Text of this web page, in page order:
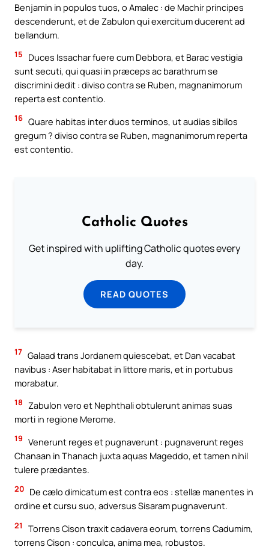
Benjamin in populos tuos, o Amalec : de Machir principes
descenderunt, et de Zabulon qui exercitum ducerent ad
bellandum.
15
Duces Issachar fuere cum Debbora, et Barac vestigia
sunt secuti, qui quasi in præceps ac barathrum se
discrimini dedit : diviso contra se Ruben, magnanimorum
reperta est contentio.
16 Quare habitas inter duos terminos, ut audias sibilos
gregum ? diviso contra se Ruben, magnanimorum reperta
est contentio.
Catholic Quotes
Get inspired with uplifting Catholic quotes every
day.
READ QUOTES
17 Galaad trans Jordanem quiescebat, et Dan vacabat
navibus : Aser habitabat in littore maris, et in portubus
morabatur.
18 Zabulon vero et Nephthali obtulerunt animas suas
morti in regione Merome.
19 Venerunt reges et pugnaverunt : pugnaverunt reges
Chanaan in Thanach juxta aquas Mageddo, et tamen nihil
tulere prædantes.
20 De cælo dimicatum est contra eos : stellæ manentes in
ordine et cursu suo, adversus Sisaram pugnaverunt.
21
Torrens Cison traxit cadavera eorum, torrens Cadumim,
torrens Cison : conculca, anima mea, robustos.